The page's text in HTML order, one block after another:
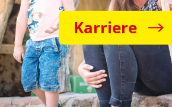
Karriere